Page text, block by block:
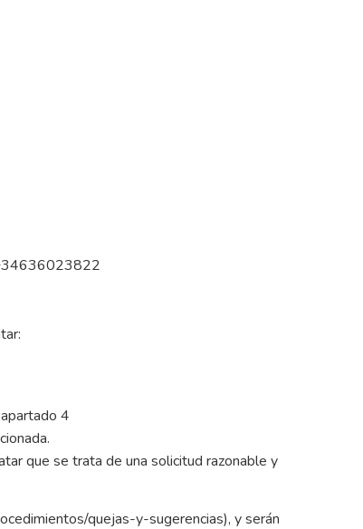
4
que se trata de una solicitud razonable y
quejas-y-sugerencias), y serán